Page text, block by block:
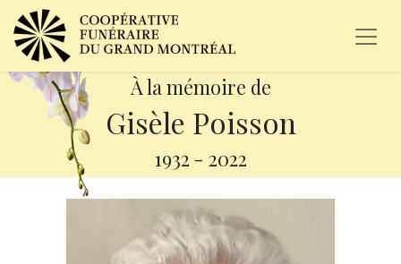
À la mémoire de
Gisèle Poisson
1932 - 2022